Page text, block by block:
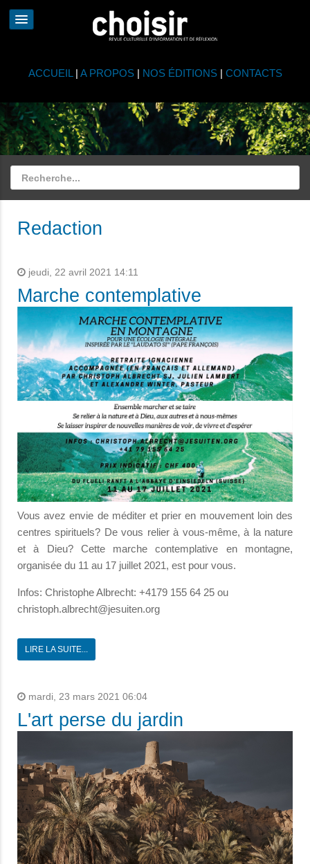
ACCUEIL | A PROPOS| NOS ÉDITIONS| CONTACTS
Redaction
jeudi, 22 avril 2021 14:11
Marche contemplative
Vous avez envie de méditer et prier en mouvement loin des
centres spirituels? De vous relier à vous-même, à la nature
et à Dieu? Cette marche contemplative en montagne,
organisée du 11 au 17 juillet 2021, est pour vous.
Infos: Christophe Albrecht: +4179 155 64 25 ou
christoph.albrecht@jesuiten.org
LIRE LA SUITE...
mardi, 23 mars 2021 06:04
L'art perse du jardin